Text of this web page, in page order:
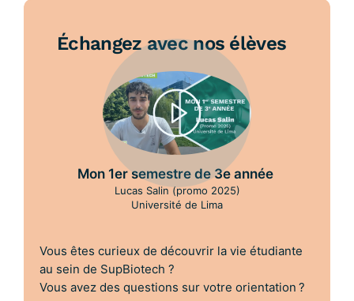
Échangez avec nos élèves
Mon 1er semestre de 3e année
Lucas Salin (promo 2025)
Université de Lima
Vous êtes curieux de découvrir la vie étudiante
au sein de SupBiotech ?
Vous avez des questions sur votre orientation ?